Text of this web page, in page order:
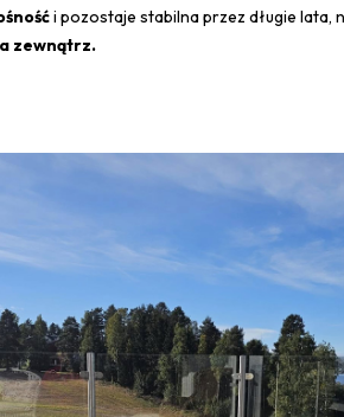
i pozostaje stabilna przez długie lata,
zewnątrz.